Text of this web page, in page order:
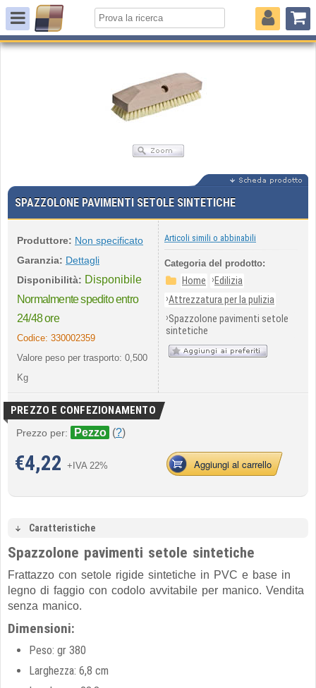
SPAZZOLONE PAVIMENTI SETOLE SINTETICHE
Produttore: Non specificato
Garanzia: Dettagli
Disponibilità: Disponibile
Normalmente spedito entro
24/48 ore
Codice: 330002359
Valore peso per trasporto: 0,500
Kg
Articoli simili o abbinabili
Categoria del prodotto:
Home ›Edilizia
›Attrezzatura per la pulizia
›Spazzolone pavimenti setole
sintetiche
PREZZO E CONFEZIONAMENTO
Prezzo per: Pezzo (?)
€4,22 +IVA 22% Aggiungi al carrello
Caratteristiche
Spazzolone pavimenti setole sintetiche
Frattazzo con setole rigide sintetiche in PVC e base in
legno di faggio con codolo avvitabile per manico. Vendita
senza manico.
Dimensioni:
Peso: gr 380
Larghezza: 6,8 cm